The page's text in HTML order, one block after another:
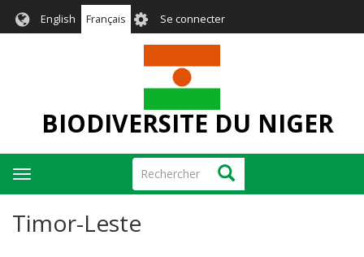
English Français User
account
menu
Se connecter
BIODIVERSITE DU NIGER
Rechercher Rechercher
Toggle
navigation
Timor-Leste